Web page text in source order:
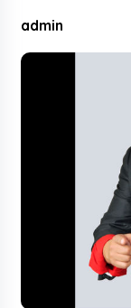
admin